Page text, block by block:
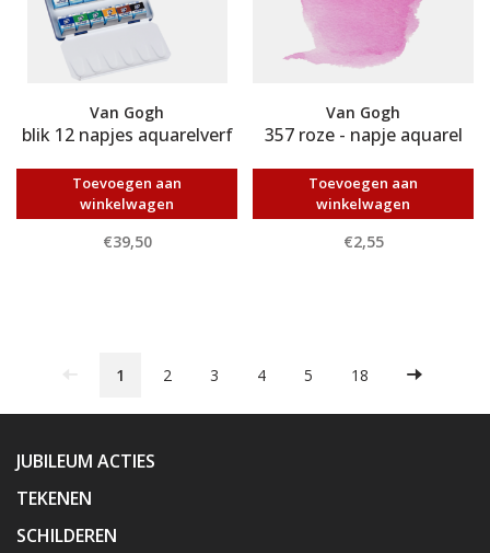
Van Gogh
blik 12 napjes aquarelverf
Toevoegen aan
winkelwagen
€39,50
Van Gogh
357 roze - napje aquarel
Toevoegen aan
winkelwagen
€2,55
1 2 3 4 5 18
JUBILEUM ACTIES
TEKENEN
SCHILDEREN